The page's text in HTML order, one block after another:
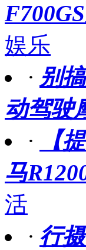
娱乐
· 别
动驾驶
·
【
马
活
· 行